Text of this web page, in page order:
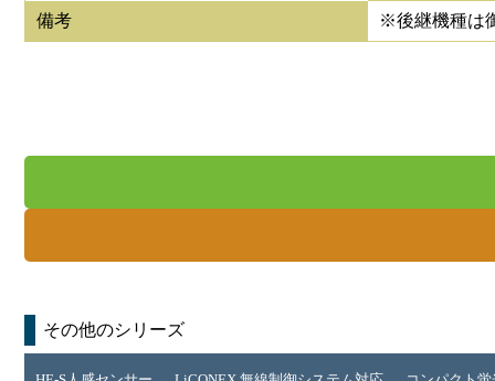
備考 ※後継機種は
その他のシリーズ